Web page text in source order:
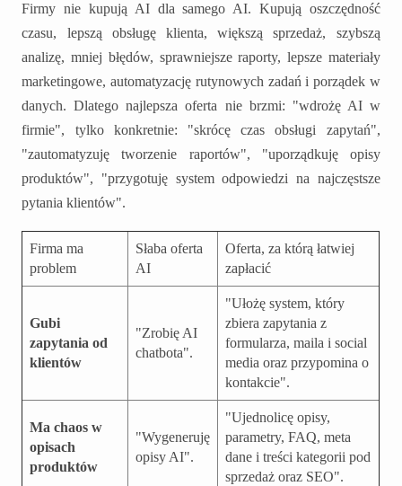
Firmy nie kupują AI dla samego AI. Kupują oszczędność
czasu, lepszą obsługę klienta, większą sprzedaż, szybszą
analizę, mniej błędów, sprawniejsze raporty, lepsze materiały
marketingowe, automatyzację rutynowych zadań i porządek w
danych. Dlatego najlepsza oferta nie brzmi: "wdrożę AI w
firmie", tylko konkretnie: "skrócę czas obsługi zapytań",
"zautomatyzuję tworzenie raportów", "uporządkuję opisy
produktów", "przygotuję system odpowiedzi na najczęstsze
pytania klientów".
Firma ma
problem
Słaba oferta
AI
Oferta, za którą łatwiej
zapłacić
Gubi
zapytania od
klientów
"Zrobię AI
chatbota".
"Ułożę system, który
zbiera zapytania z
formularza, maila i social
media oraz przypomina o
kontakcie".
Ma chaos w
opisach
produktów
"Wygeneruję
opisy AI".
"Ujednolicę opisy,
parametry, FAQ, meta
dane i treści kategorii pod
sprzedaż oraz SEO".